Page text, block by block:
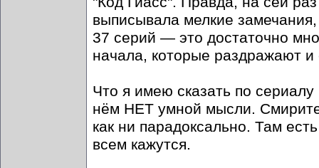
выписывала мелкие
37 серий — это достаточно
начала, которые раздражают
Что я имею сказать по
нём НЕТ умной мысли.
как ни парадоксально. Там
всем кажутся.